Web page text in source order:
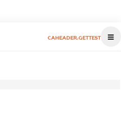
CAHEADER.GETTEST